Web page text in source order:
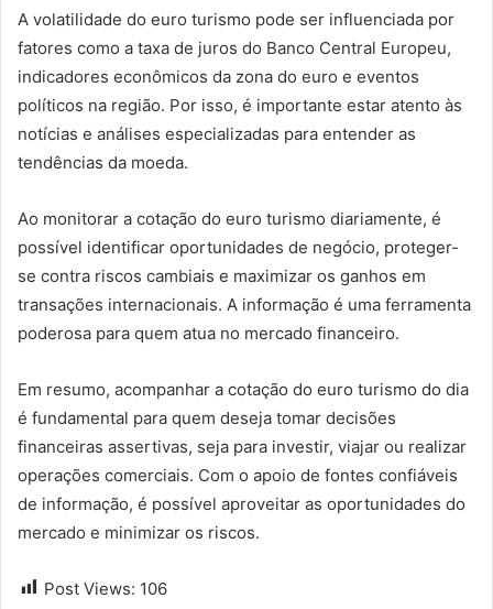
A volatilidade do euro turismo pode ser influenciada por
fatores como a taxa de juros do Banco Central Europeu,
indicadores econômicos da zona do euro e eventos
políticos na região. Por isso, é importante estar atento às
notícias e análises especializadas para entender as
tendências da moeda.
Ao monitorar a cotação do euro turismo diariamente, é
possível identificar oportunidades de negócio, proteger-
se contra riscos cambiais e maximizar os ganhos em
transações internacionais. A informação é uma ferramenta
poderosa para quem atua no mercado financeiro.
Em resumo, acompanhar a cotação do euro turismo do dia
é fundamental para quem deseja tomar decisões
financeiras assertivas, seja para investir, viajar ou realizar
operações comerciais. Com o apoio de fontes confiáveis
de informação, é possível aproveitar as oportunidades do
mercado e minimizar os riscos.
Post Views: 106